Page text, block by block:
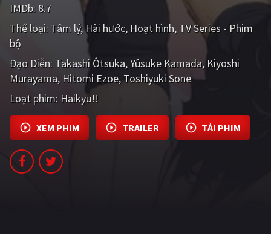
PHIM LẺ
PHIM CHIẾU RẠP
TUYỂN TẬP PHIM
BLOG
IMDb: 8.7
Thể loại: Tâm lý Hài hước Hoạt hình TV Series - Phim
bộ
Đạo Diễn: Takashi Ôtsuka Yûsuke Kamada Kiyoshi
Murayama Hitomi Ezoe Toshiyuki Sone
Loạt phim: Haikyu!!
XEM PHIM TRAILER TẢI PHIM